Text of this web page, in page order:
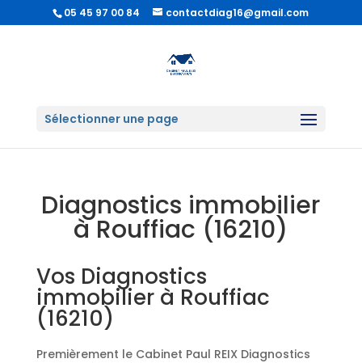
05 45 97 00 84 contactdiag16@gmail.com
Sélectionner une page
Diagnostics immobilier
à Rouffiac (16210)
Vos Diagnostics
immobilier à Rouffiac
(16210)
Premièrement le Cabinet Paul REIX Diagnostics